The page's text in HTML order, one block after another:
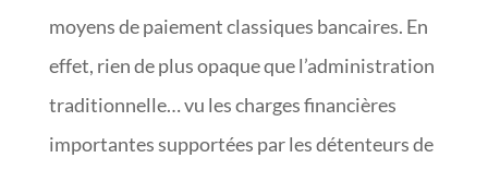
moyens de paiement classiques bancaires. En
effet, rien de plus opaque que l’administration
traditionnelle… vu les charges financières
importantes supportées par les détenteurs de